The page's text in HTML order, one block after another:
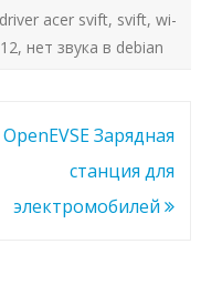
acer svift, svift, wi-
, нет звука в debian
OpenEVSE Зарядная
станция для
электромобилей